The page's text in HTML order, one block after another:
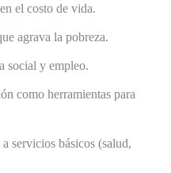
el costo de vida.
agrava la pobreza.
social y empleo.
como herramientas para
servicios básicos (salud,